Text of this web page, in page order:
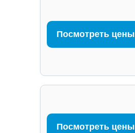
Посмотреть цены
Посмотреть цены